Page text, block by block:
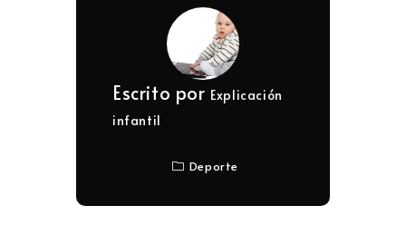
Escrito por Explicación
infantil
Deporte